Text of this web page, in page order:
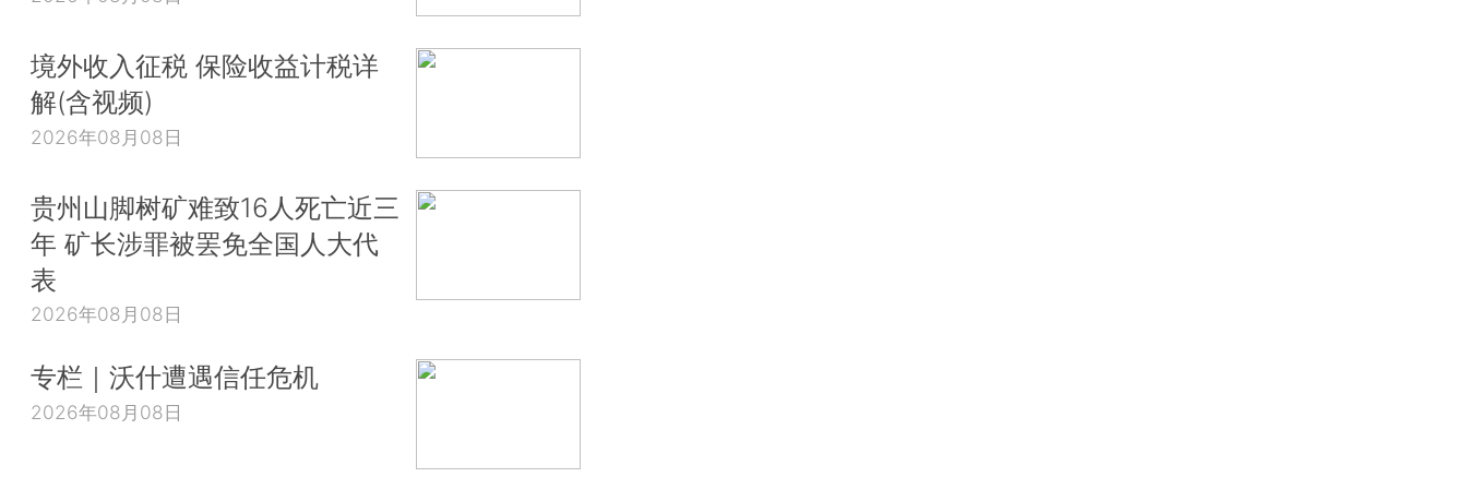
境外收入征税 保险收益计税详
解(含视频)
2026年08月08日
贵州山脚树矿难致16人死亡近三
年 矿长涉罪被罢免全国人大代
表
2026年08月08日
专栏｜沃什遭遇信任危机
2026年08月08日